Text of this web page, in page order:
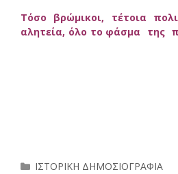
Τόσο βρώμικοι, τέτοια
αλητεία, όλο το φάσμα της
Κατηγορίες
ΙΣΤΟΡΙΚΗ ΔΗΜΟΣΙΟΓΡΑΦΙΑ